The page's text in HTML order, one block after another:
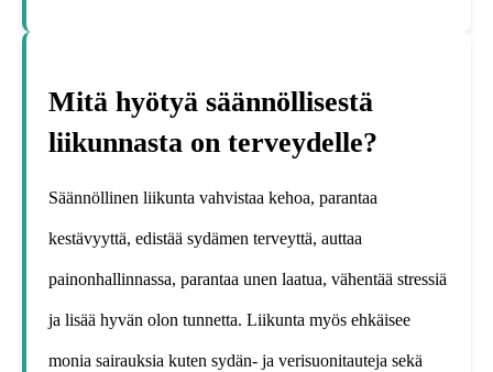
Mitä hyötyä säännöllisestä
liikunnasta on terveydelle?
Säännöllinen liikunta vahvistaa kehoa, parantaa
kestävyyttä, edistää sydämen terveyttä, auttaa
painonhallinnassa, parantaa unen laatua, vähentää stressiä
ja lisää hyvän olon tunnetta. Liikunta myös ehkäisee
monia sairauksia kuten sydän- ja verisuonitauteja sekä